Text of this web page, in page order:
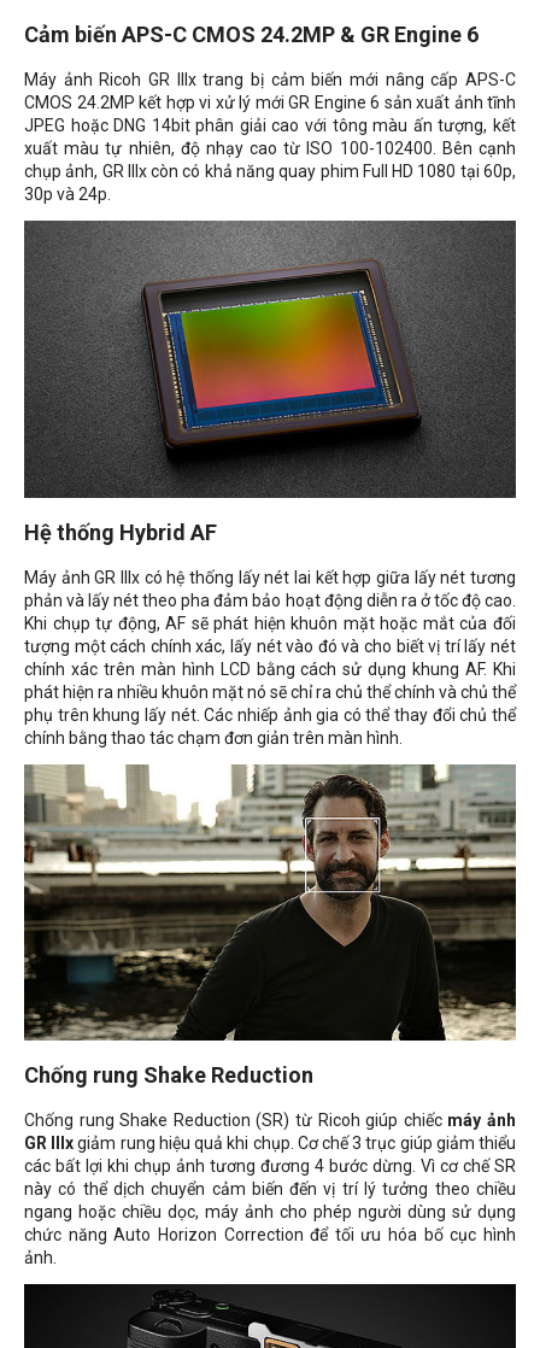
Cảm biến APS-C CMOS 24.2MP & GR Engine 6
Máy ảnh Ricoh GR IIIx trang bị cảm biến mới nâng cấp APS-C
CMOS 24.2MP kết hợp vi xử lý mới GR Engine 6 sản xuất ảnh tĩnh
JPEG hoặc DNG 14bit phân giải cao với tông màu ấn tượng, kết
xuất màu tự nhiên, độ nhạy cao từ ISO 100-102400. Bên cạnh
chụp ảnh, GR IIIx còn có khả năng quay phim Full HD 1080 tại 60p,
30p và 24p.
Hệ thống Hybrid AF
Máy ảnh GR IIIx có hệ thống lấy nét lai kết hợp giữa lấy nét tương
phản và lấy nét theo pha đảm bảo hoạt động diễn ra ở tốc độ cao.
Khi chụp tự động, AF sẽ phát hiện khuôn mặt hoặc mắt của đối
tượng một cách chính xác, lấy nét vào đó và cho biết vị trí lấy nét
chính xác trên màn hình LCD bằng cách sử dụng khung AF. Khi
phát hiện ra nhiều khuôn mặt nó sẽ chỉ ra chủ thể chính và chủ thể
phụ trên khung lấy nét. Các nhiếp ảnh gia có thể thay đổi chủ thể
chính bằng thao tác chạm đơn giản trên màn hình.
Chống rung Shake Reduction
Chống rung Shake Reduction (SR) từ Ricoh giúp chiếc máy ảnh
GR IIIxgiảm rung hiệu quả khi chụp. Cơ chế 3 trục giúp giảm thiểu
các bất lợi khi chụp ảnh tương đương 4 bước dừng. Vì cơ chế SR
này có thể dịch chuyển cảm biến đến vị trí lý tưởng theo chiều
ngang hoặc chiều dọc, máy ảnh cho phép người dùng sử dụng
chức năng Auto Horizon Correction để tối ưu hóa bố cục hình
ảnh.